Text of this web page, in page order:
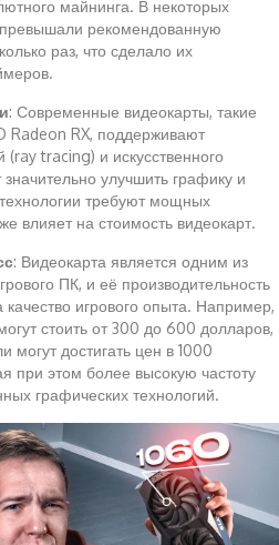
майнинга. В некоторых
рекомендованную
раз, что сделало их
: Современные видеокарты, такие
Radeon RX, поддерживают
(ray tracing) и искусственного
значительно улучшить графику и
требуют мощных
влияет на стоимость видеокарт.
: Видеокарта является одним из
ПК, и её производительность
игрового опыта. Например,
стоить от 300 до 600 долларов,
могут достигать цен в 1000
при этом более высокую частоту
графических технологий.